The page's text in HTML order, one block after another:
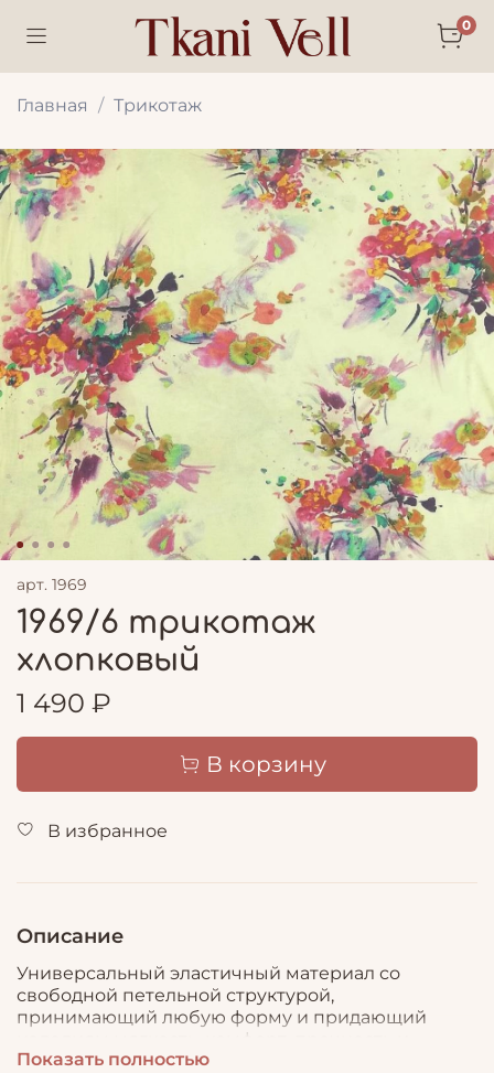
0
Главная Трикотаж
арт. 1969
1969/6 трикотаж
хлопковый
1 490 ₽
В корзину
В избранное
Описание
Универсальный эластичный материал со
свободной петельной структурой,
принимающий любую форму и придающий
изделиям мягкость, комфорт, прочность и
практичность, гигиеничность и
Показать полностью